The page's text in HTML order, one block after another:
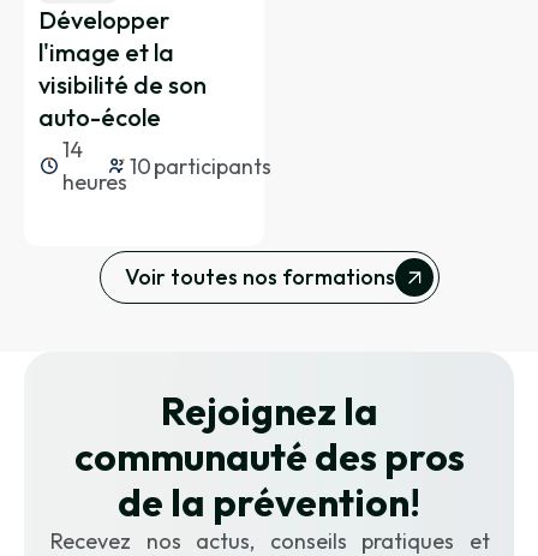
de critères techniques portant
notamment sur :
• la maîtrise des outils et workflows,
• la qualité technique des productions,
• le respect des formats et normes de
diffusion,
projets.
compétences acquises.
Développer
l'image et la
visibilité de son
auto-école
14
heures
10participants
Voir toutes nos formations
Rejoignez la
communauté des pros
de la prévention!
Recevez nos actus, conseils pratiques et